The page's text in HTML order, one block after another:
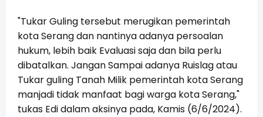
"Tukar Guling tersebut merugikan pemerintah
kota Serang dan nantinya adanya persoalan
hukum, lebih baik Evaluasi saja dan bila perlu
dibatalkan. Jangan Sampai adanya Ruislag atau
Tukar guling Tanah Milik pemerintah kota Serang
manjadi tidak manfaat bagi warga kota Serang,"
tukas Edi dalam aksinya pada, Kamis (6/6/2024).